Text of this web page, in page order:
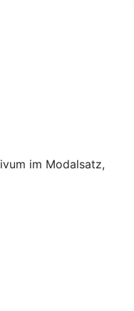
im Modalsatz,